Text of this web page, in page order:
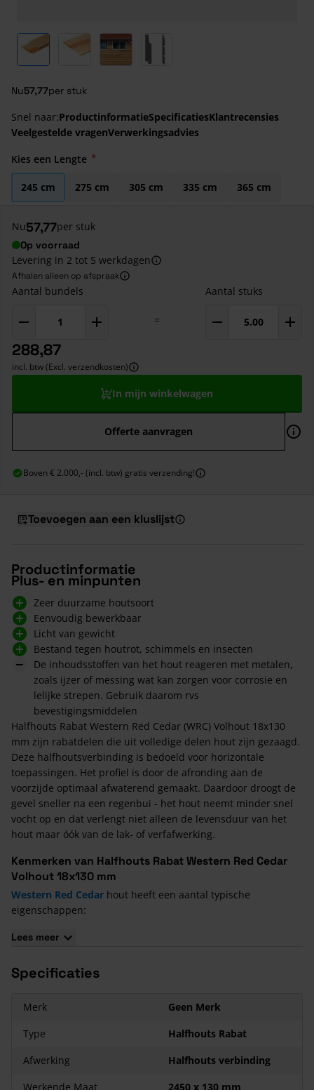
View larger image
View larger imageView larger imageView larger image
Nu57,77per stuk
Snel naar:ProductinformatieSpecificatiesKlantrecensies
Veelgestelde vragenVerwerkingsadvies
Kies een Lengte
245 cm 275 cm 305 cm 335 cm 365 cm
Nu57,77per stuk
Op voorraad
Levering in 2 tot 5 werkdagen
Afhalen alleen op afspraak
Aantal bundels
=
Aantal stuks
288,87
incl. btw (Excl. verzendkosten)
In mijn winkelwagen
Offerte aanvragen
Boven € 2.000,- (incl. btw) gratis verzending!
Toevoegen aan een kluslijst
Productinformatie
Plus- en minpunten
Zeer duurzame houtsoort
Eenvoudig bewerkbaar
Licht van gewicht
Bestand tegen houtrot, schimmels en insecten
De inhoudsstoffen van het hout reageren met metalen,
zoals ijzer of messing wat kan zorgen voor corrosie en
lelijke strepen. Gebruik daarom rvs
bevestigingsmiddelen
Halfhouts Rabat Western Red Cedar (WRC) Volhout 18x130
mm zijn rabatdelen die uit volledige delen hout zijn gezaagd.
Deze halfhoutsverbinding is bedoeld voor horizontale
toepassingen. Het profiel is door de afronding aan de
voorzijde optimaal afwaterend gemaakt. Daardoor droogt de
gevel sneller na een regenbui - het hout neemt minder snel
vocht op en dat verlengt niet alleen de levensduur van het
hout maar óók van de lak- of verfafwerking.
Kenmerken van Halfhouts Rabat Western Red Cedar
Volhout 18x130 mm
Western Red Cedar hout heeft een aantal typische
eigenschappen:
lichtgeel tot roodbruin.
(duurzaamheidsklasse 2).
vanwege zijn duurzaamheid is dit ook niet nodig.
Gewicht: Red Cedar is erg licht (volumieke massa: 370 kg/m3).
Bewerken: met de hand en machinaal is Red Cedar goed te
bewerken. Het gereedschap dient wel scherp te zijn.
Lees meer
Specificaties
Merk
Geen Merk
Type
Halfhouts Rabat
Afwerking
Halfhouts verbinding
Werkende Maat
2450 x 130 mm